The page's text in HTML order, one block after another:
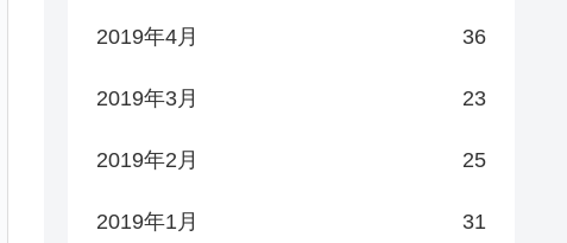
2019年4月 36
2019年3月 23
2019年2月 25
2019年1月 31